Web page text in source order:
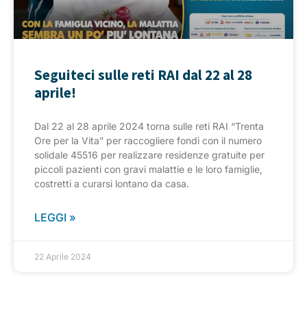
Seguiteci sulle reti RAI dal 22 al 28
aprile!
Dal 22 al 28 aprile 2024 torna sulle reti RAI “Trenta
Ore per la Vita” per raccogliere fondi con il numero
solidale 45516 per realizzare residenze gratuite per
piccoli pazienti con gravi malattie e le loro famiglie,
costretti a curarsi lontano da casa.
LEGGI »
22 Aprile 2024